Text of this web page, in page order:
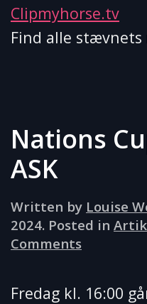
Clipmyhorse.tv
Find alle
Nations
ASK
Written by Louise
2024. Posted in
Commentson
Fredag kl. 16:00